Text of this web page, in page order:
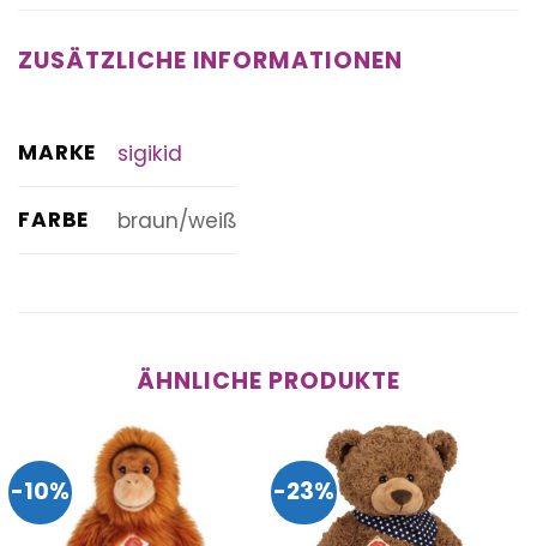
ZUSÄTZLICHE INFORMATIONEN
MARKE sigikid
FARBE braun/weiß
ÄHNLICHE PRODUKTE
-10% -23%